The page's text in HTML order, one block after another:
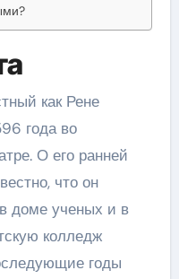
как Рене
года во
О его ранней
что он
доме ученых и в
колледж
годы